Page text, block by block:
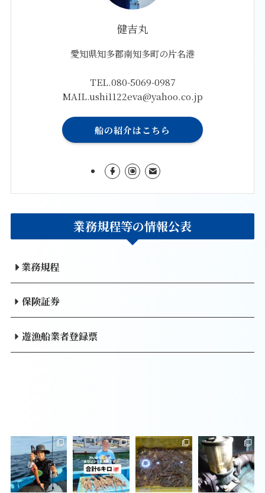
健吉丸
愛知県知多郡南知多町の片名港
TEL.080-5069-0987
MAIL.ushi1122eva@yahoo.co.jp
船の紹介はこちら
業務規程等の情報公表
業務規程
保険証券
遊漁船業者登録票